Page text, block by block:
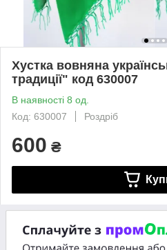
Хустка вовняна
традиції" код 630007
В наявності 8 од.
Код: 630007
Роздріб
600 ₴